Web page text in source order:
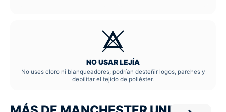
NO USAR LEJÍA
No uses cloro ni blanqueadores; podrían desteñir logos, parches y
debilitar el tejido de poliéster.